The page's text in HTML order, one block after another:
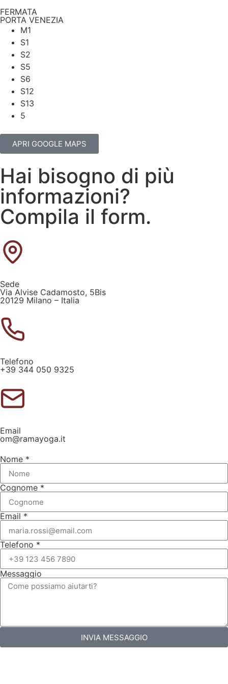
FERMATA
PORTA VENEZIA
M1
S1
S2
S5
S6
S12
S13
5
APRI GOOGLE MAPS
Hai bisogno di più
informazioni?
Compila il form.
Sede
Via Alvise Cadamosto, 5Bis
20129 Milano – Italia
Telefono
+39 344 050 9325
Email
om@ramayoga.it
Nome *
Cognome *
Email *
Telefono *
Messaggio
INVIA MESSAGGIO